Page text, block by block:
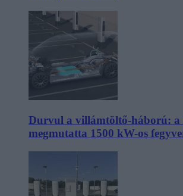
Durvul a villámtöltő-háború: a
megmutatta 1500 kW-os